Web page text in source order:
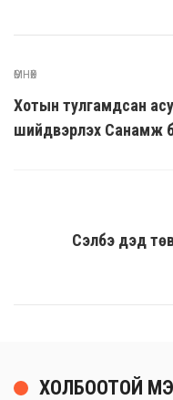
ӨМНӨХ
Хотын тулгамдсан
шийдвэрлэх Санамж
Сэлбэ дэд
ХОЛБООТОЙ